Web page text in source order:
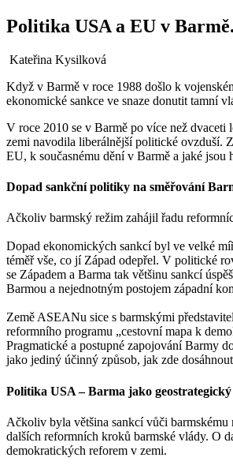
Politika USA a EU v
Kateřina Kysilková
Když v Barmě v roce 1988 došlo k
ekonomické sankce ve snaze donutit tamní
V roce 2010 se v Barmě po více než dvaceti
zemi navodila liberálnější politické ovzduší.
EU, k současnému dění v Barmě a jaké
Dopad sankční politiky na směřování
Ačkoliv barmský režim zahájil řadu
Dopad ekonomických sankcí byl ve velké
téměř vše, co jí Západ odepřel. V politické
se Západem a Barma tak většinu sankcí
Barmou a nejednotným postojem západní
Země ASEANu sice s barmskými
reformního programu „cestovní mapa k
Pragmatické a postupné zapojování Barmy
jako jediný účinný způsob, jak zde
Politika USA – Barma jako
Ačkoliv byla většina sankcí vůči
dalších reformních kroků barmské vlády. O
demokratických reforem v zemi.